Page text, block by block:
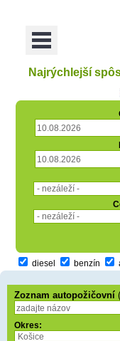
Menu
Najrýchlejší
diesel benzín
Zoznam autopožičovní
Okres: